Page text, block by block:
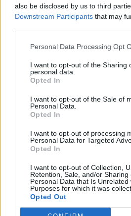
also be disclosed by us to third
Downstream Participants that may
Personal Data Processing Opt
I want to opt-out of the Sharing
personal data.
Opted In
I want to opt-out of the Sale of
Personal Data.
Opted In
I want to opt-out of processing
Personal Data for Targeted
Opted In
I want to opt-out of Collection,
Retention, Sale, and/or Sharing
Personal Data that Is Unrelated
Purposes for which it was
Opted Out